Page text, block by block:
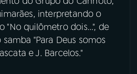
interpretando o
"No quilômetro dois...", de
"Para Deus somos
e J. Barcelos."